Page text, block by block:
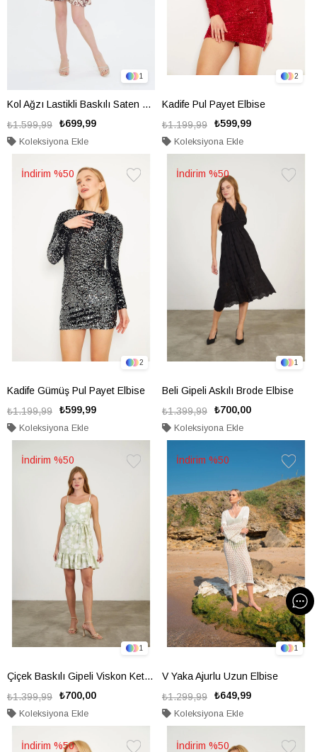
1
Kol Ağzı Lastikli Baskılı Saten Elbise
₺699,99
₺1.599,99
Koleksiyona Ekle
2
Kadife Pul Payet Elbise
₺599,99
₺1.199,99
Koleksiyona Ekle
2
Kadife Gümüş Pul Payet Elbise
₺599,99
₺1.199,99
Koleksiyona Ekle
%50
1
Beli Gipeli Askılı Brode Elbise
₺700,00
₺1.399,99
Koleksiyona Ekle
%50
1
Çiçek Baskılı Gipeli Viskon Keten Görünümlü Elbise
₺700,00
₺1.399,99
Koleksiyona Ekle
%50
1
V Yaka Ajurlu Uzun Elbise
₺649,99
₺1.299,99
Koleksiyona Ekle
Ekle
%50
%50 %50